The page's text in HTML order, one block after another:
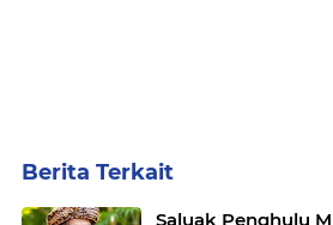
Berita Terkait
Saluak Penghulu